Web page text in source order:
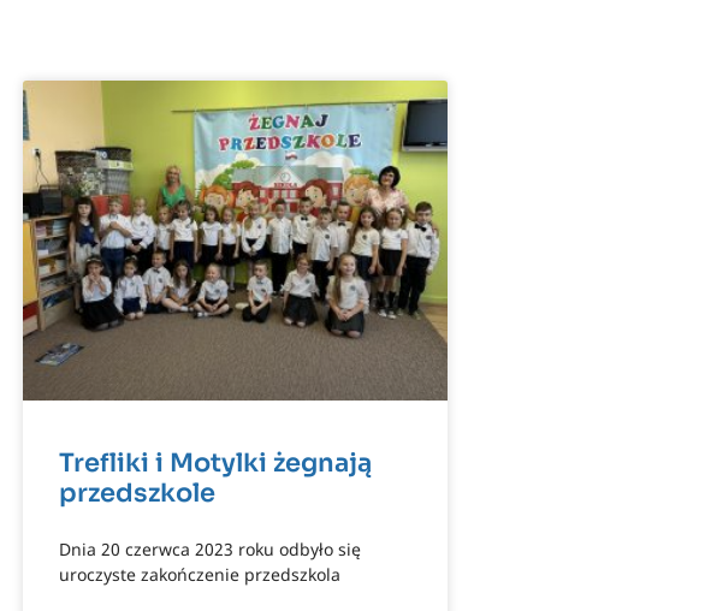
Trefliki i Motylki żegnają
przedszkole
Dnia 20 czerwca 2023 roku odbyło się
uroczyste zakończenie przedszkola